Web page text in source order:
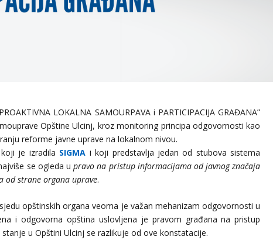
LOKALNA SAMOURPAVA i PARTICIPACIJA GRAĐANA”
Opštine Ulcinj, kroz monitoring principa odgovornosti kao
reforme javne uprave na lokalnom nivou.
je izradila SIGMA i koji predstavlja jedan od stubova sistema
se ogleda upravo na pristup informacijama od javnog značaja
od strane organa uprave.
opštinskih organa veoma je važan mehanizam odgovornosti u
i odgovorna opština uslovljena je pravom građana na pristup
u Opštini Ulcinj se razlikuje od ove konstatacije.